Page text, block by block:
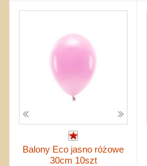
Balony Eco jasno różowe
30cm 10szt